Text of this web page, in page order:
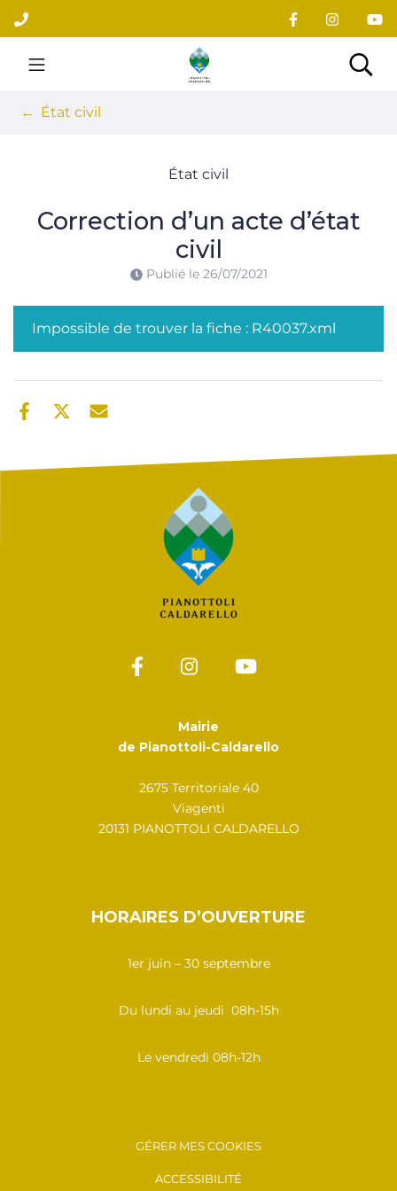
Aller
au
contenu
Site officiel du village
État civil
État civil
Correction d’un acte d’état
civil
Publié le 26/07/2021
Impossible de trouver la fiche : R40037.xml
Mairie
de Pianottoli-Caldarello
2675 Territoriale 40
Viagenti
20131 PIANOTTOLI CALDARELLO
HORAIRES D’OUVERTURE
1er juin – 30 septembre
Du lundi au jeudi 08h-15h
Le vendredi 08h-12h
GÉRER MES COOKIES
ACCESSIBILITÉ